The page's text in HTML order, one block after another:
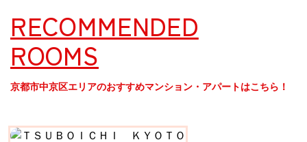
RECOMMENDED
ROOMS
京都市中京区エリアのおすすめマンション・アパートはこちら！